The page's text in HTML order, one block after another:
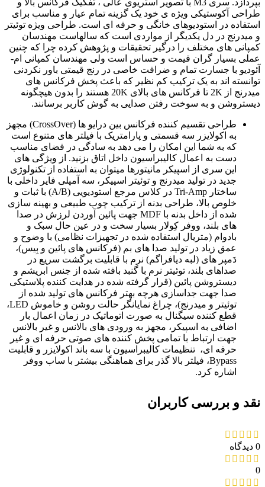
بپردازد. سری M3 با تصویر استریوی عالی ، تفکیک فرکانس بالا و
طراحی آکوستیکی ویژه ی خود یک گزینه تمام عیار و مناسب برای
استفاده در استودیوهای خانگی و حرفه ای است. طراحی ویژه توئیتر
و میدرنج در دل یکدیگر از مواردی است که سالهاست مهندسان
کمپانی های مختلف را درگیر تحقیقات و پژوهش کرده چرا که چنین
عملی بسیار گران قیمت و حساس است ولی مهندسان کمپانی ام-
آئودیو با جسارت تمام و ضرافت خاصی در رنج قیمتی باور نکردنی
توانسته اند به یک ترکیب کم نظیر که باعث پخش فرکانس های
میدرنج از 2K تا فرکانس های بالای 20K هستند را بدون هیچگونه
دیستروشن و به سوخت رفتن صدایی به گوش کاربر برسانند.
طراحی تقسیم کننده فرکانس بین درایو ها (CrossOver) مجهز
به اکولایزر سه قسمتی و پارامتریک با فیلتر های متنوع است
که به شما این امکان را می دهد به سادگی در فضای مناسب
دست به اعمال کالیبراسیون داخل اتاق بزنید. از ویژگی های
این سری از اسپیکر مانیتورها میتوان به استفاده از تکنولوژی
جدید در تولید میدرنج و توئیتر اسپیکر، سه آمپلی فایر داخلی با
ساختار Tri-Amp در کلاس مرجع استودیویی (A/B) با ثبات و
خلوص بالا، طراحی بدنه از ترکیب چوب طبیعی و بهینه سازی
شده از داخل بدنه با MDF جهت پائین آوردن لرزش در صدا
های بلند، ووفر کِولار بسیار سخت و در عین حال سبک و
بادوام (متریال استفاده شده در تجهیزات نظامی) با وضوح و
عمق زیاد در تولید صدا های بم (فرکانس های پائین و بِیس)،
دَمپر های (لبه دیافراگم) نرم با قابلیت برگشت سریع در
صداهای بلند، توئیتر نرم با گنبد بافته شده از جنس ابریشم و
دیستروشن پائین (قرار گرفته شده در هدایت کننده پلاستیکی
صدا جهت جداسازی هرچه بهتر فرکانس های تولید شده از
توئیتر و میدرنج)، چراغ نمایانگر حالت روشن و خاموش LED،
قطع کننده سیگنال به صورت اتوماتیک در زمان اعمال بار
اضافی به اسپیکر، مجهز به ورودی های بالانس و غیر بالانس
جهت ارتباط با تمامی پخش کننده های صوتی حرفه ای و غیر
حرفه ای، تنظیمات کالیبراسیون با سه باند اکولایزر و قابلیت
Bypass، فیلتر بالا گذر برای هماهنگی بیشتر با ساب ووفر
اشاره کرد.
نقد و بررسی کاربران
0 دیدگاه
0